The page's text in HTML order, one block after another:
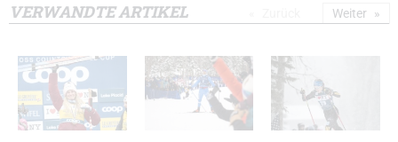
VERWANDTE ARTIKEL Weiter